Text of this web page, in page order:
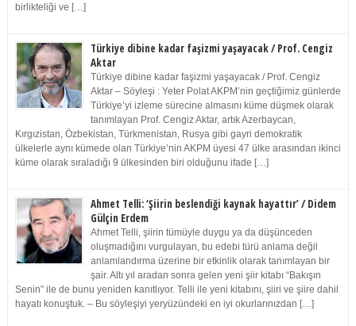
birlikteliği ve […]
Türkiye dibine kadar faşizmi yaşayacak / Prof. Cengiz
Aktar
Türkiye dibine kadar faşizmi yaşayacak / Prof. Cengiz
Aktar – Söyleşi : Yeter Polat AKPM’nin geçtiğimiz günlerde
Türkiye’yi izleme sürecine almasını küme düşmek olarak
tanımlayan Prof. Cengiz Aktar, artık Azerbaycan,
Kırgızistan, Özbekistan, Türkmenistan, Rusya gibi gayri demokratik
ülkelerle aynı kümede olan Türkiye’nin AKPM üyesi 47 ülke arasından ikinci
küme olarak sıraladığı 9 ülkesinden biri olduğunu ifade […]
Ahmet Telli: ‘Şiirin beslendiği kaynak hayattır’ / Didem
Gülçin Erdem
Ahmet Telli, şiirin tümüyle duygu ya da düşünceden
oluşmadığını vurgulayan, bu edebi türü anlama değil
anlamlandırma üzerine bir etkinlik olarak tanımlayan bir
şair. Altı yıl aradan sonra gelen yeni şiir kitabı “Bakışın
Senin” ile de bunu yeniden kanıtlıyor. Telli ile yeni kitabını, şiiri ve şiire dahil
hayatı konuştuk. – Bu söyleşiyi yeryüzündeki en iyi okurlarınızdan […]